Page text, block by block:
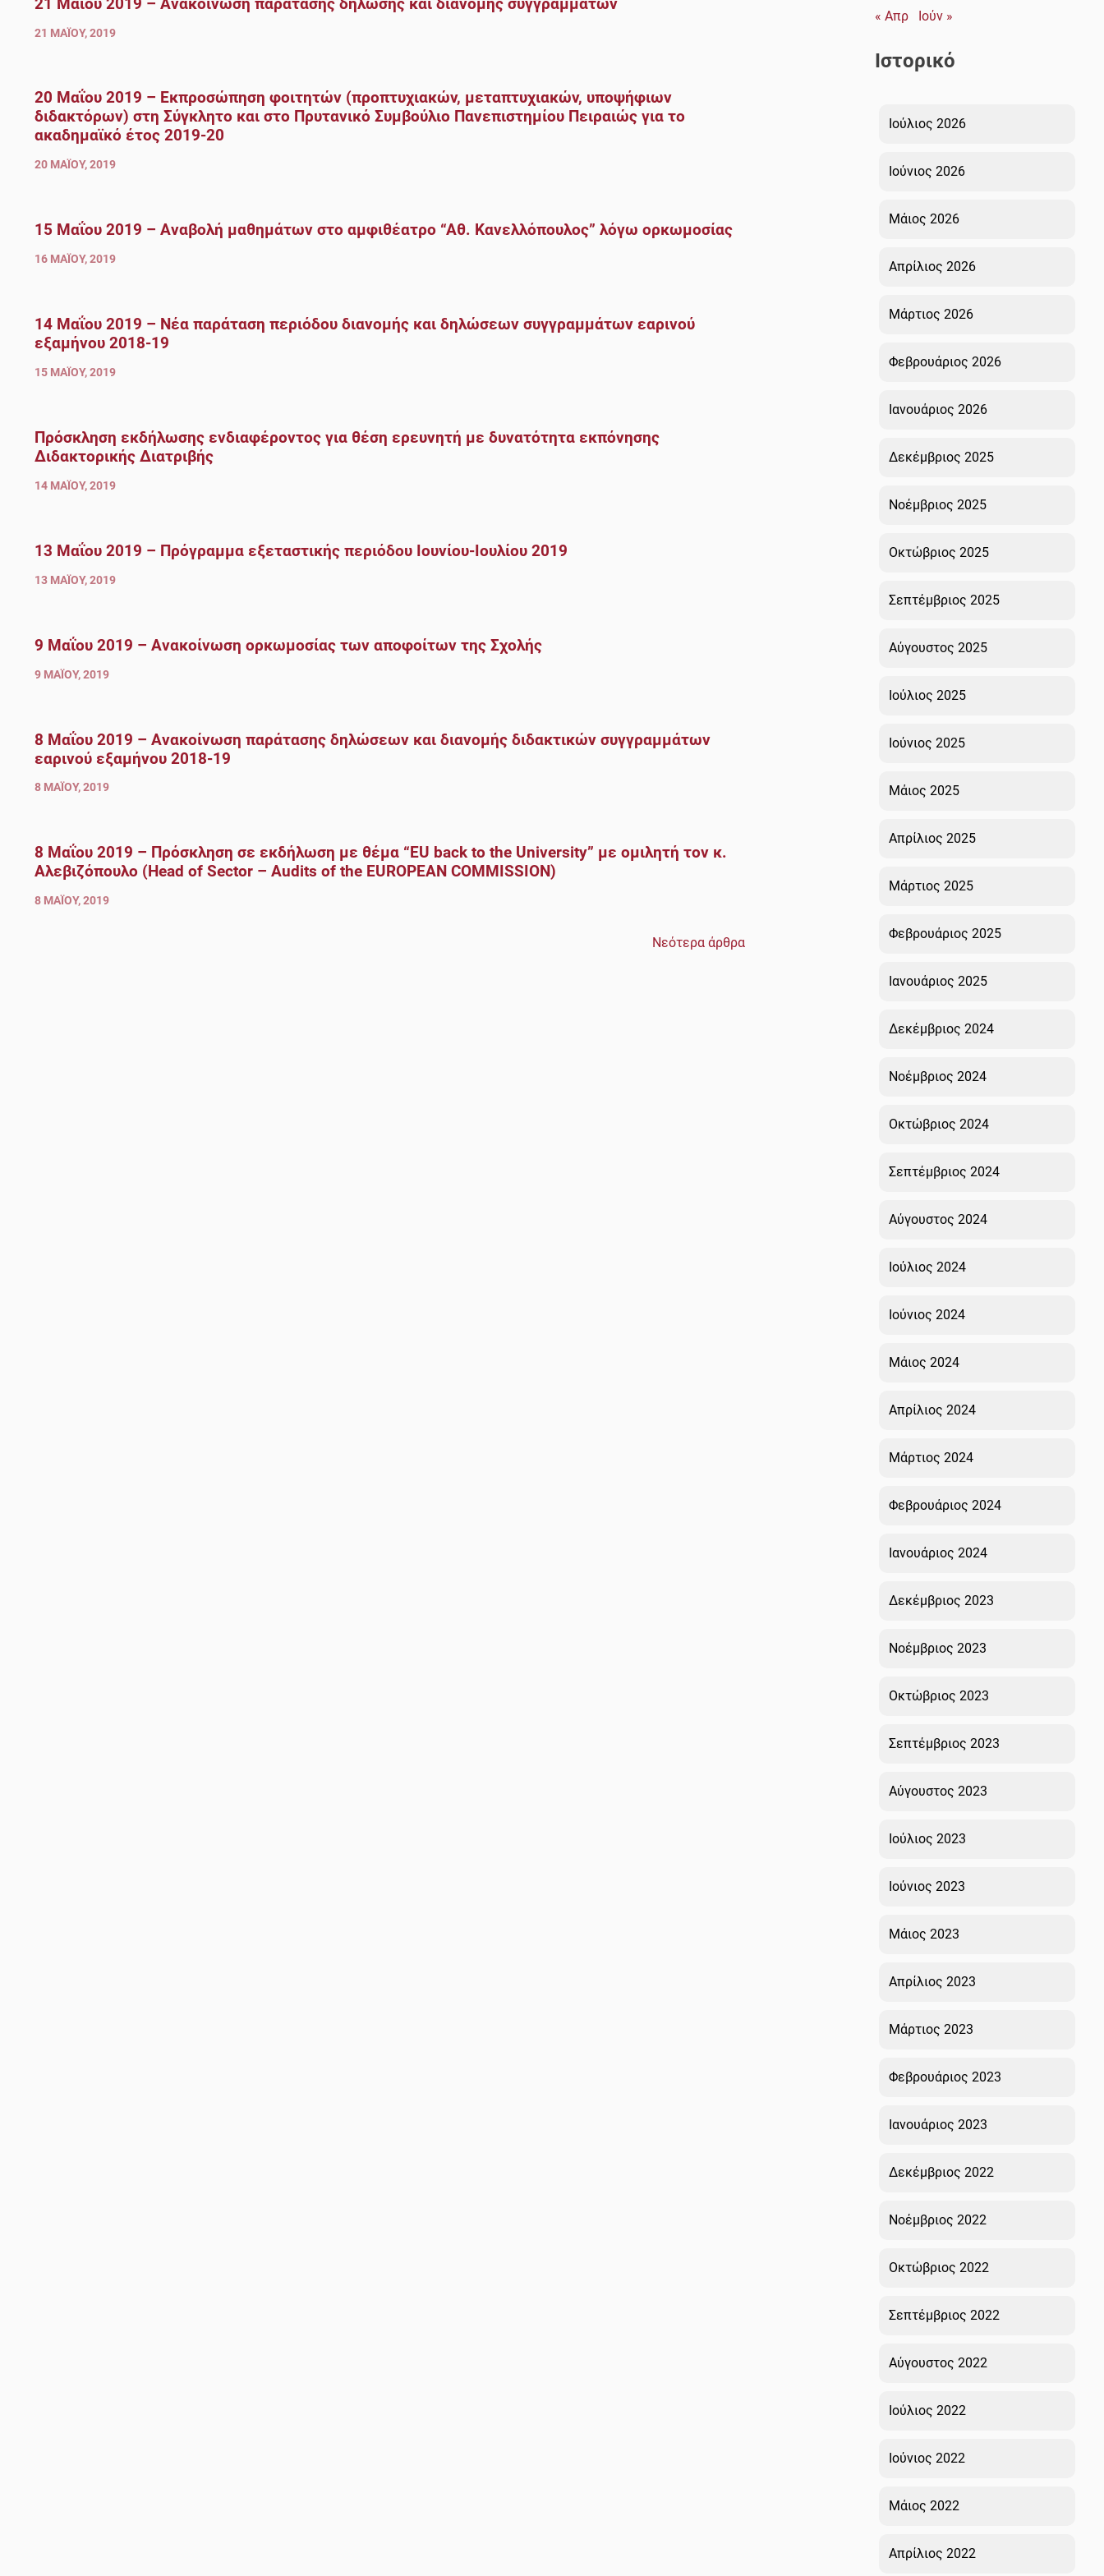
21 ΜΑΪ́ΟΥ, 2019
20 Μαΐου 2019 – Εκπροσώπηση φοιτητών (προπτυχιακών, μεταπτυχιακών, υποψήφιων
διδακτόρων) στη Σύγκλητο και στο Πρυτανικό Συμβούλιο Πανεπιστημίου Πειραιώς για το
ακαδημαϊκό έτος 2019-20
20 ΜΑΪ́ΟΥ, 2019
15 Μαΐου 2019 – Αναβολή μαθημάτων στο αμφιθέατρο “Αθ. Κανελλόπουλος” λόγω ορκωμοσίας
16 ΜΑΪ́ΟΥ, 2019
14 Μαΐου 2019 – Νέα παράταση περιόδου διανομής και δηλώσεων συγγραμμάτων εαρινού
εξαμήνου 2018-19
15 ΜΑΪ́ΟΥ, 2019
Πρόσκληση εκδήλωσης ενδιαφέροντος για θέση ερευνητή με δυνατότητα εκπόνησης
Διδακτορικής Διατριβής
14 ΜΑΪ́ΟΥ, 2019
13 Μαΐου 2019 – Πρόγραμμα εξεταστικής περιόδου Ιουνίου-Ιουλίου 2019
13 ΜΑΪ́ΟΥ, 2019
9 Μαΐου 2019 – Ανακοίνωση ορκωμοσίας των αποφοίτων της Σχολής
9 ΜΑΪ́ΟΥ, 2019
8 Μαΐου 2019 – Ανακοίνωση παράτασης δηλώσεων και διανομής διδακτικών συγγραμμάτων
εαρινού εξαμήνου 2018-19
8 ΜΑΪ́ΟΥ, 2019
8 Μαΐου 2019 – Πρόσκληση σε εκδήλωση με θέμα “EU back to the University” με ομιλητή τον κ.
Αλεβιζόπουλο (Head of Sector – Audits of the EUROPEAN COMMISSION)
8 ΜΑΪ́ΟΥ, 2019
Νεότερα άρθρα
« Απρ
Ιούν »
Ιστορικό
Ιούλιος 2026
Ιούνιος 2026
Μάιος 2026
Απρίλιος 2026
Μάρτιος 2026
Φεβρουάριος 2026
Ιανουάριος 2026
Δεκέμβριος 2025
Νοέμβριος 2025
Οκτώβριος 2025
Σεπτέμβριος 2025
Αύγουστος 2025
Ιούλιος 2025
Ιούνιος 2025
Μάιος 2025
Απρίλιος 2025
Μάρτιος 2025
Φεβρουάριος 2025
Ιανουάριος 2025
Δεκέμβριος 2024
Νοέμβριος 2024
Οκτώβριος 2024
Σεπτέμβριος 2024
Αύγουστος 2024
Ιούλιος 2024
Ιούνιος 2024
Μάιος 2024
Απρίλιος 2024
Μάρτιος 2024
Φεβρουάριος 2024
Ιανουάριος 2024
Δεκέμβριος 2023
Νοέμβριος 2023
Οκτώβριος 2023
Σεπτέμβριος 2023
Αύγουστος 2023
Ιούλιος 2023
Ιούνιος 2023
Μάιος 2023
Απρίλιος 2023
Μάρτιος 2023
Φεβρουάριος 2023
Ιανουάριος 2023
Δεκέμβριος 2022
Νοέμβριος 2022
Οκτώβριος 2022
Σεπτέμβριος 2022
Αύγουστος 2022
Ιούλιος 2022
Ιούνιος 2022
Μάιος 2022
Απρίλιος 2022